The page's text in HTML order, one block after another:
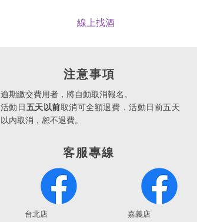
線上找酒
​注意事項
逾期繳交費用者，將自動取消報名。
活動日五天以前取消可全額退費，活動日前五天
以內取消，恕不退費。
客服專線
​台北店 嘉義店